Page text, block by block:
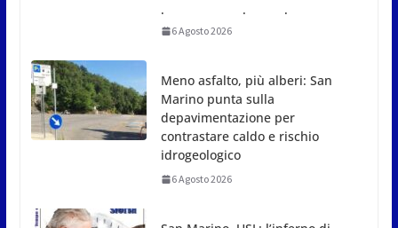
Meno asfalto, più alberi: San
contrastare caldo e rischio
idrogeologico
6 Agosto 2026
San Marino. USL: l’inferno di